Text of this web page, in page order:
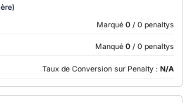
Marqué 0 / 0 penaltys
Manqué 0 / 0 penaltys
Taux de Conversion sur Penalty : N/A